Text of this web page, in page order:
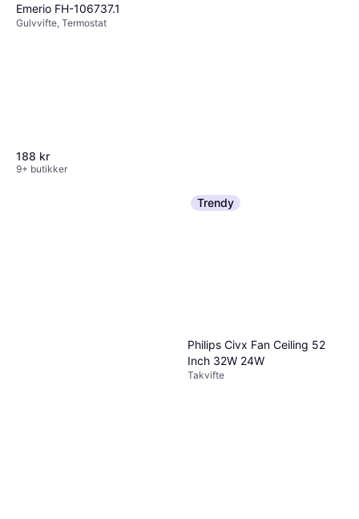
Emerio FH-106737.1
Gulvvifte, Termostat
188 kr
9+ butikker
Tomt på lager
Trendy
Philips Civx Fan Ceiling 52
Inch 32W 24W
Takvifte